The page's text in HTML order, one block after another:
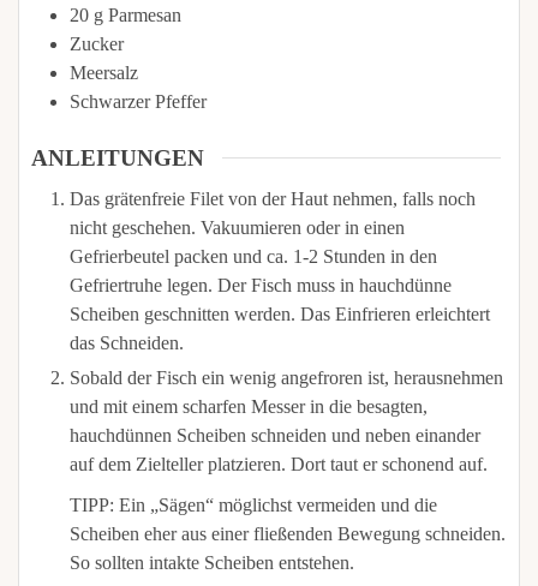
20 g Parmesan
Zucker
Meersalz
Schwarzer Pfeffer
ANLEITUNGEN
Das grätenfreie Filet von der Haut nehmen, falls noch
nicht geschehen. Vakuumieren oder in einen
Gefrierbeutel packen und ca. 1-2 Stunden in den
Gefriertruhe legen. Der Fisch muss in hauchdünne
Scheiben geschnitten werden. Das Einfrieren erleichtert
das Schneiden.
Sobald der Fisch ein wenig angefroren ist, herausnehmen
und mit einem scharfen Messer in die besagten,
hauchdünnen Scheiben schneiden und neben einander
auf dem Zielteller platzieren. Dort taut er schonend auf.
TIPP: Ein „Sägen“ möglichst vermeiden und die
Scheiben eher aus einer fließenden Bewegung schneiden.
So sollten intakte Scheiben entstehen.